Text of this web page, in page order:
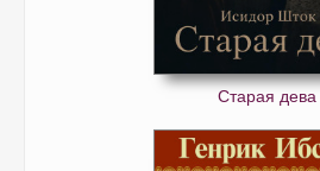
Старая дева